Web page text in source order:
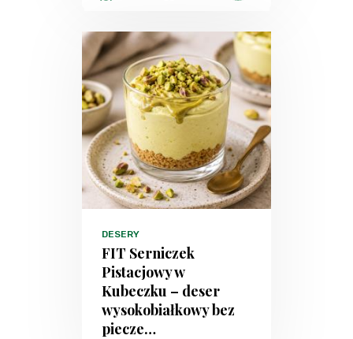
DESERY
FIT Serniczek
Pistacjowy w
Kubeczku – deser
wysokobiałkowy bez
piecze…